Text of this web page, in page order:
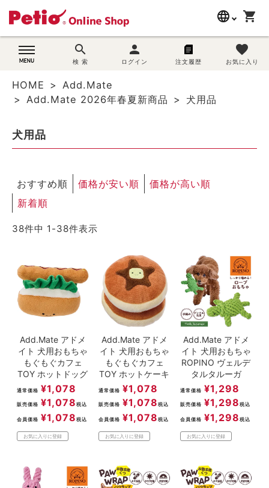
language
wovn-lang-name
shopping_cart
search
検 索
person
ログイン 注文履歴
favorite
お気に入り
search
猫用品
目的別に探す
ACCOUNT MENU
ようこそ ゲスト 様
HOME
Add.Mate
Add.Mate 2026年春夏新商品
犬用品
犬用品
おすすめ順 価格が安い順
価格が高い順
新着順
38件中 1 -38件表示
Add.Mate アドメ
イト 犬用おもちゃ
もぐもぐカフェ
TOY ホットドッグ
通常価格 ¥1,078
販売価格 ¥1,078 税込
会員価格 ¥1,078 税込
お気に入りに登録
Add.Mate アドメ
イト 犬用おもちゃ
もぐもぐカフェ
TOY ホットケーキ
通常価格 ¥1,078
販売価格 ¥1,078 税込
会員価格 ¥1,078 税込
お気に入りに登録
Add.Mate アドメ
イト 犬用おもちゃ
ROPINO ヴェルデ
タルタルーガ
通常価格 ¥1,298
販売価格 ¥1,298 税込
会員価格 ¥1,298 税込
お気に入りに登録